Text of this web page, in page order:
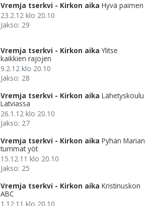
Vremja tserkvi - Kirkon aika Hyvä paimen
23.2.12 klo 20.10
Jakso: 29
Vremja tserkvi - Kirkon aika Ylitse
kaikkien rajojen
9.2.12 klo 20.10
Jakso: 28
Vremja tserkvi - Kirkon aika Lähetyskoulu
Latviassa
26.1.12 klo 20.10
Jakso: 27
Vremja tserkvi - Kirkon aika Pyhän Marian
tummat yöt
15.12.11 klo 20.10
Jakso: 25
Vremja tserkvi - Kirkon aika Kristinuskon
ABC
1.12.11 klo 20.10